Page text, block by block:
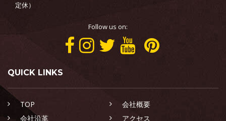
定休）
Follow us on:
QUICK LINKS
TOP
会社概要
会社沿革
アクセス